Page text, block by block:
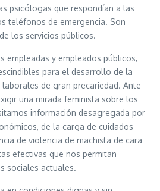
psicólogas que respondían a las
teléfonos de emergencia. Son
los servicios públicos.
empleadas y empleados públicos,
para el desarrollo de la
de gran precariedad. Ante
una mirada feminista sobre los
información desagregada por
de la carga de cuidados
de violencia de machista de cara
efectivas que nos permitan
sociales actuales.